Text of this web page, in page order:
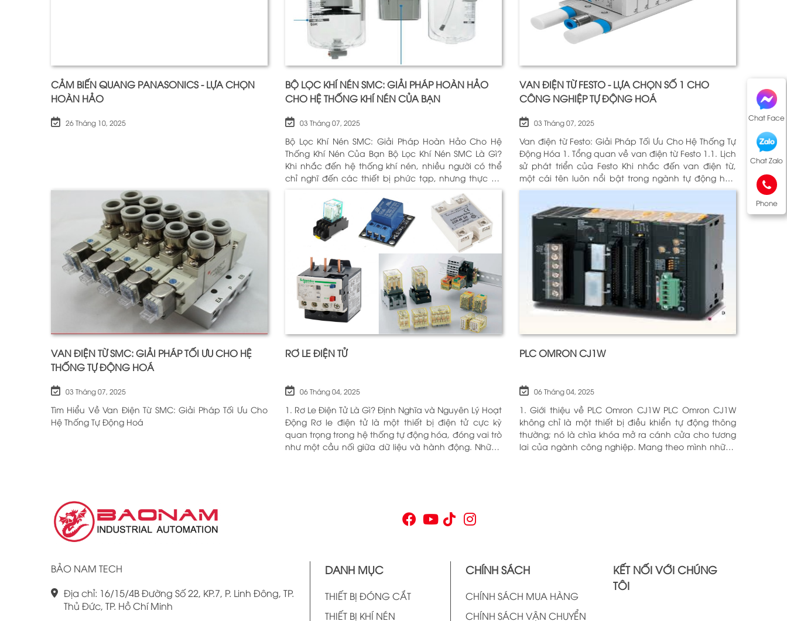
Chat Face
Chat Zalo
Phone
CẢM BIẾN QUANG PANASONICS - LỰA CHỌN
HOÀN HẢO
26 Tháng 10, 2025
BỘ LỌC KHÍ NÉN SMC: GIẢI PHÁP HOÀN HẢO
CHO HỆ THỐNG KHÍ NÉN CỦA BẠN
03 Tháng 07, 2025
Bộ Lọc Khí Nén SMC: Giải Pháp Hoàn Hảo Cho Hệ
Thống Khí Nén Của Bạn Bộ Lọc Khí Nén SMC Là Gì?
Khi nhắc đến hệ thống khí nén, nhiều người có thể
chỉ nghĩ đến các thiết bị phức tạp, nhưng thực sự,
đảm bảo h
VAN ĐIỆN TỪ FESTO - LỰA CHỌN SỐ 1 CHO
CÔNG NGHIỆP TỰ ĐỘNG HOÁ
03 Tháng 07, 2025
Van điện từ Festo: Giải Pháp Tối Ưu Cho Hệ Thống Tự
Động Hóa 1. Tổng quan về van điện từ Festo 1.1. Lịch
sử phát triển của Festo Khi nhắc đến van điện từ,
một cái tên luôn nổi bật trong ngành tự động hóa
chính là Festo. Được thành lập vào năm 1925 tại
Đức, Festo đã trải qua hơn
VAN ĐIỆN TỪ SMC: GIẢI PHÁP TỐI ƯU CHO HỆ
THỐNG TỰ ĐỘNG HOÁ
03 Tháng 07, 2025
Tìm Hiểu Về Van Điện Từ SMC: Giải Pháp Tối Ưu Cho
Hệ Thống Tự Động Hoá
RƠ LE ĐIỆN TỬ
06 Tháng 04, 2025
1. Rơ Le Điện Tử Là Gì? Định Nghĩa và Nguyên Lý Hoạt
Động Rơ le điện tử là một thiết bị điện tử cực kỳ
quan trọng trong hệ thống tự động hóa, đóng vai trò
như một cầu nối giữa dữ liệu và hành động. Những
nghệ hiện đại, rơ le điện tử có khả năng xử lý và
PLC OMRON CJ1W
06 Tháng 04, 2025
1. Giới thiệu về PLC Omron CJ1W PLC Omron CJ1W
không chỉ là một thiết bị điều khiển tự động thông
thường; nó là chìa khóa mở ra cánh cửa cho tương
lai của ngành công nghiệp. Mang theo mình những
việc của mình.
BẢO NAM TECH
Địa chỉ: 16/15/4B Đường Số 22, KP.7, P. Linh Đông, TP.
Thủ Đức, TP. Hồ Chí Minh
DANH MỤC
THIẾT BỊ ĐÓNG CẮT
THIẾT BỊ KHÍ NÉN
CHÍNH SÁCH
CHÍNH SÁCH MUA HÀNG
CHÍNH SÁCH VẬN CHUYỂN
KẾT NỐI VỚI CHÚNG
TÔI